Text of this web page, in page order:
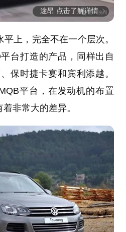
途昂 点击了解详情
上，完全不在一个层次。
台打造的产品，同样出自
保时捷卡宴和宾利添越。
平台，在发动机的布置
非常大的差异。